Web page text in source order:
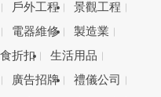
戶外工程
景觀工程
電器維修
製造業
折扣
生活用品
廣告招牌
禮儀公司